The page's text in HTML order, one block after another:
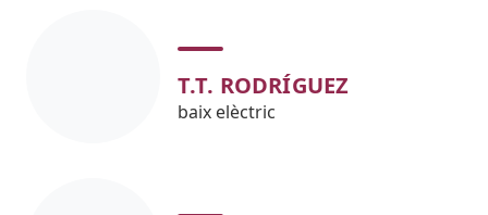
T.T. RODRÍGUEZ
baix elèctric